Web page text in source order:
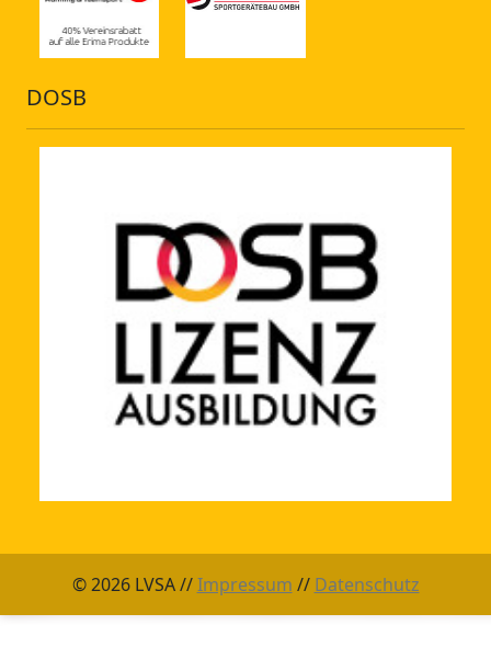
DOSB
© 2026 LVSA //Impressum // Datenschutz